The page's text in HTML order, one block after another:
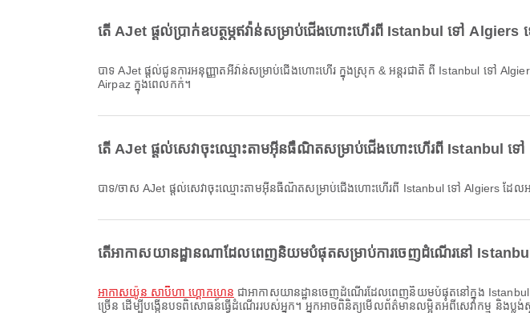
តើ AJet ផ្តល់ប្រាក់ឧបត្ថម្ភឥវ៉ាន់សម្រាប់ជើងហោះហើរពី Istanbul ទៅ Algiers
បាទ AJet ផ្តល់ជូនការអនុញ្ញាតអីវ៉ាន់សម្រាប់ជើងហោះហើរ ក្នុងស្រុក & អន្តរជាតិ ពី Istanbul ទៅ Algiers។ ព័ត៌មានលម្អិតអាចខុសគ្នាដោយផ្អែកលើប្រភេទសំបុត្រ និងគោលដៅ។ អ្នកអាចមើលព័ត៌មានអីវ៉ាន់នៅលើ
Airpaz ក្នុងពេលកក់។
តើ AJet ផ្តល់សេវាចុះឈ្មោះតាមអ៊ីនធឺណិតសម្រាប់ជើងហោះហើរពី Istanbul ទៅ
បាទ/ចាស AJet ផ្តល់សេវាចុះឈ្មោះតាមអ៊ីនធឺណិតសម្រាប់ជើងហោះហើរពី Istanbul ទៅ Algiers ដែ
តើអាកាសយានដ្ឋានណាដែលពេញនិយមបំផុតសម្រាប់ការចេញដំណើរនៅ
អាកាសយ៉ូន សាប៊ីហា ហ្គោកហេន ជាអាកាសយានដ្ឋានចេញដំណើរដែលពេញនិយមបំផុតនៅក្នុង Istanbul។
ច្រើន ដើម្បីបង្កើនបទពិសោធន៍ធ្វើដំណើររបស់អ្នក។ អ្នកអាចពិនិត្យមើលព័ត៌មានលម្អិតអំពីសេវាកម្ម និងប្លង់